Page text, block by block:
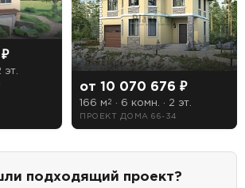
эт.
от 10 070 676 ₽
166 м 2 · 6 комн. · 2 эт.
ПРОЕКТ ДОМА 66-34
подходящий проект?
Рассчитать стоимость